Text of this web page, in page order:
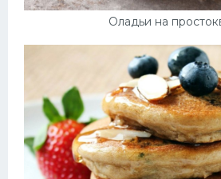
Оладьи на